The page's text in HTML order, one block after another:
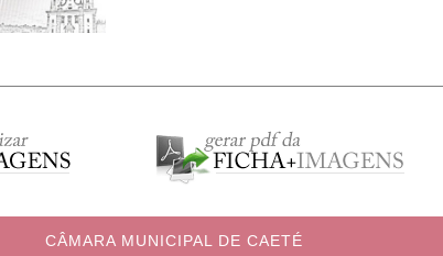
CÂMARA MUNICIPAL DE CAETÉ